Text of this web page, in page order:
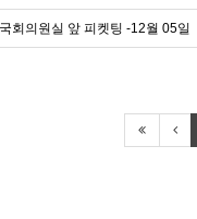
회의원실 앞 피켓팅 -12월 05일